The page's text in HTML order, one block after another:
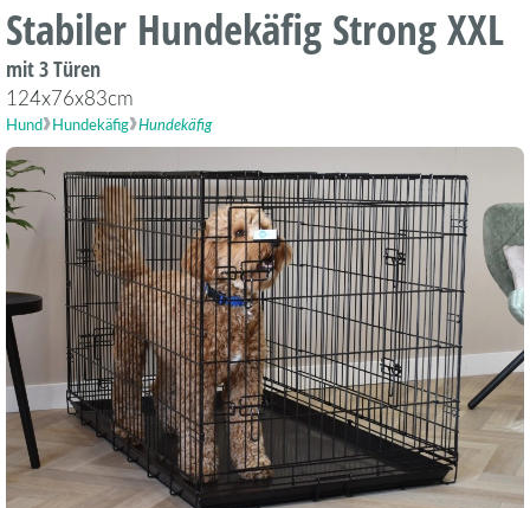
Stabiler Hundekäfig Strong XXL
mit 3 Türen
124x76x83cm
Hund Hundekäfig Hundekäfig